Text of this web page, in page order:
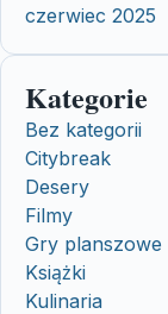
czerwiec 2025
Kategorie
Bez kategorii
Citybreak
Desery
Filmy
Gry planszowe
Książki
Kulinaria